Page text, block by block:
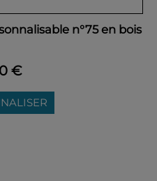
n°75 en bois
€